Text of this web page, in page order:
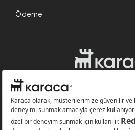
Ödeme